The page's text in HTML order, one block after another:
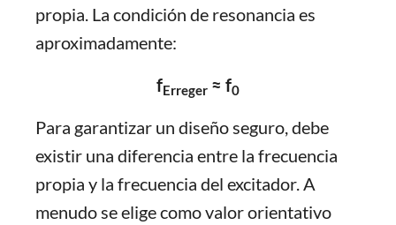
propia. La condición de resonancia es
aproximadamente:
fErreger ≈ f0
Para garantizar un diseño seguro, debe
existir una diferencia entre la frecuencia
propia y la frecuencia del excitador. A
menudo se elige como valor orientativo